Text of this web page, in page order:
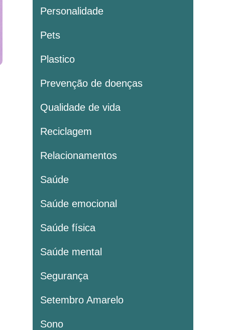
Personalidade
Pets
Plastico
Prevenção de doenças
Qualidade de vida
Reciclagem
Relacionamentos
Saúde
Saúde emocional
Saúde física
Saúde mental
Segurança
Setembro Amarelo
Sono